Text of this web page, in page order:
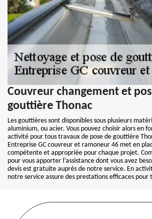
Couvreur changement et
gouttière Thonac
Les gouttières sont disponibles sous plusieurs
aluminium, ou acier. Vous pouvez choisir alors en
activité pour tous travaux de pose de gouttière
Entreprise GC couvreur et ramoneur 46 met en
compétente et appropriée pour chaque projet.
pour vous apporter l’assistance dont vous avez
devis est gratuite auprès de notre service. En
notre service assure des prestations efficaces